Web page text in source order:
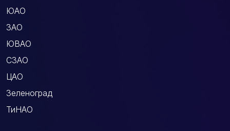
ЮАО
ЗАО
ЮВАО
СЗАО
ЦАО
Зеленоград
ТиНАО